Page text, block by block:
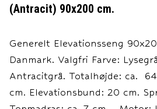
(Antracit) 90x200 cm.
Generelt Elevationsseng
Danmark. Valgfri Farve:
Antracitgrå. Totalhøjde: ca. 64
cm. Elevationsbund: 20 cm.